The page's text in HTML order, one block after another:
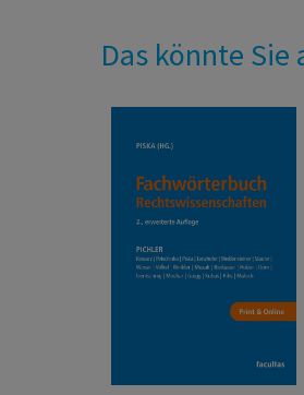
Das könnte